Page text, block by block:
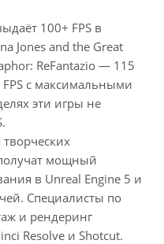
100+ FPS в
Jones and the Great
ReFantazio — 115
с максимальными
эти игры не
мощный
в Unreal Engine 5 и
Специалисты по
и рендеринг
Resolve и Shotcut.